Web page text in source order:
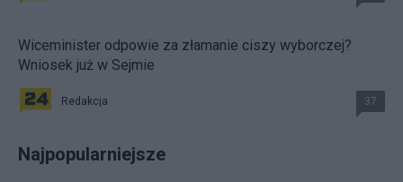
Wiceminister odpowie za złamanie ciszy wyborczej?
Wniosek już w Sejmie
Redakcja 37
Najpopularniejsze